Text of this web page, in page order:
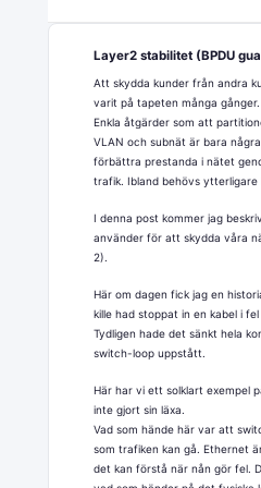
Layer2 stabilitet (BPDU
Att skydda kunder från andra
varit på tapeten många gånger.
Enkla åtgärder som att
VLAN och subnät är bara
förbättra prestanda i nätet
trafik. Ibland behövs
I denna post kommer jag
använder för att skydda våra
2).
Här om dagen fick jag en
kille had stoppat in en kabel i
Tydligen hade det sänkt hela
switch-loop uppstått.
Här har vi ett solklart exempel
inte gjort sin läxa.
Vad som hände här var att
som trafiken kan gå. Ethernet
det kan förstå när nån gör fel.